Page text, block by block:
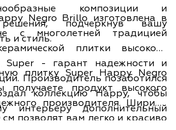
композиции и
решения, подчеркнув вашу
и стиль.
Negro Brillo изготовлена в
с многолетней традицией
плитки высокого
Super - гарант надежности и
Производитель позаботился
коллекцию Happy, чтобы
интерьеру дополнительный
плитку Super Happy Negro
продукт высокого
производителя. Ширина
позволят вам легко и красиво